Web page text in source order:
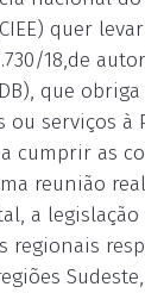
quer
18,de
que
ou serviços à
cumprir as
reunião
a
regionais